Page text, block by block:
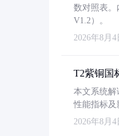
数对照表。
V1.2）。
2026年8月4
T2紫铜国
本文系统解
性能指标及
2026年8月4